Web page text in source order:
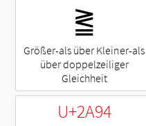
⪒
Größer-als über Kleiner-als
über doppelzeiliger
Gleichheit
U+2A94